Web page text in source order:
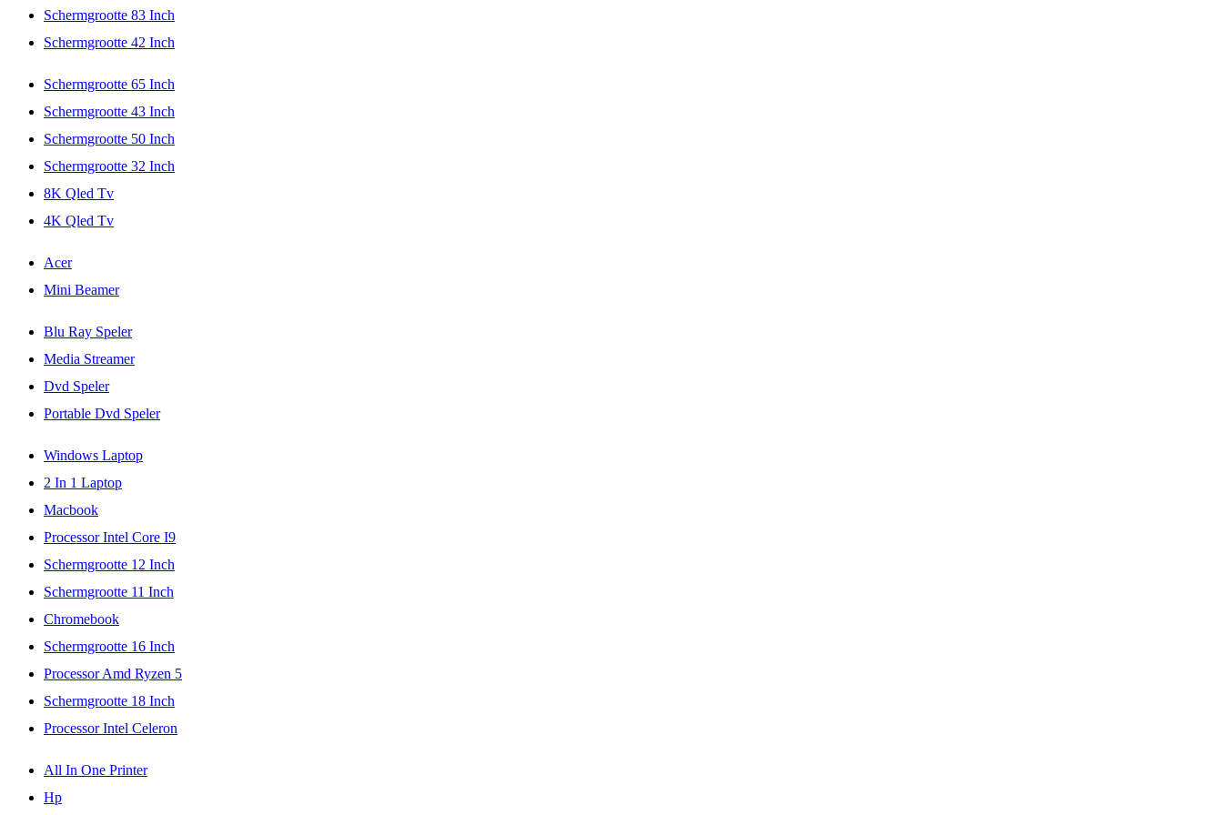
Schermgrootte 83 Inch
Schermgrootte 42 Inch
Schermgrootte 65 Inch
Schermgrootte 43 Inch
Schermgrootte 50 Inch
Schermgrootte 32 Inch
8K Qled Tv
4K Qled Tv
Acer
Mini Beamer
Blu Ray Speler
Media Streamer
Dvd Speler
Portable Dvd Speler
Windows Laptop
2 In 1 Laptop
Macbook
Processor Intel Core I9
Schermgrootte 12 Inch
Schermgrootte 11 Inch
Chromebook
Schermgrootte 16 Inch
Processor Amd Ryzen 5
Schermgrootte 18 Inch
Processor Intel Celeron
All In One Printer
Hp